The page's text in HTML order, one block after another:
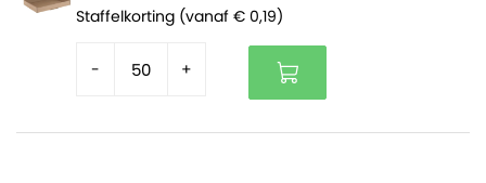
Staffelkorting (vanaf € 0,19)
- +